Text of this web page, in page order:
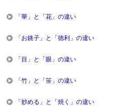
「華」と「花」の違い
「お銚子」と「徳利」の違い
「目」と「眼」の違い
「竹」と「笹」の違い
「炒める」と「焼く」の違い